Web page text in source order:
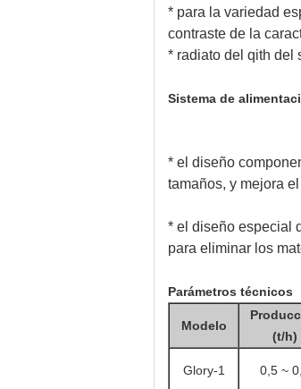
* para la variedad
contraste de la
* radiato del qith del
Sistema de
* el diseño
tamaños, y mejora
* el diseño especial
para eliminar los
Parámetros técnicos
Modelo
(t/h)
Glory-1 0,5 ~